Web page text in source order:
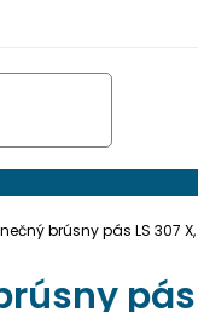
brúsny pás LS 307
pás